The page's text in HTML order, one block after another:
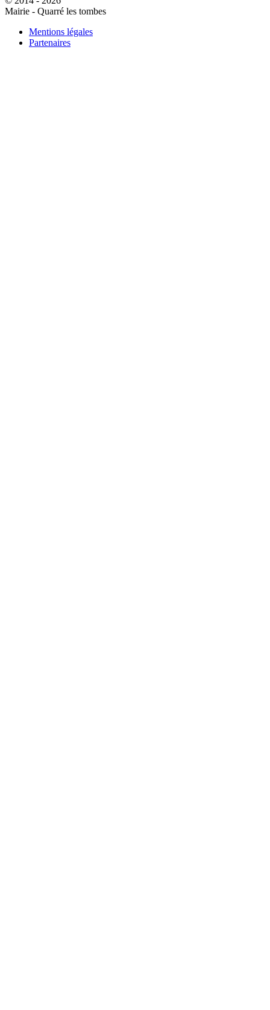
Mairie - Quarré les tombes
Mentions légales
Partenaires